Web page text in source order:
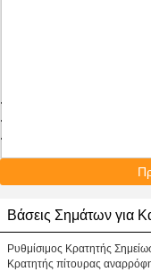
Βάσεις Σημάτων για
Ρυθμίσιμος Κρατητής
Κρατητής πίτουρας